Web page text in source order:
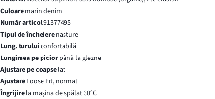
Culoaremarin denim
Număr articol91377495
Tipul de încheierenasture
Lung. turuluiconfortabilă
Lungimea pe piciorpână la glezne
Ajustare pe coapselat
AjustareLoose Fit, normal
Îngrijirela maşina de spălat 30°C